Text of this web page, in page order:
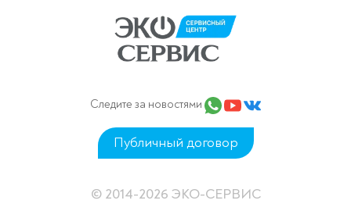
Следите за новостями
Публичный договор
© 2014-2026 ЭКО-СЕРВИС